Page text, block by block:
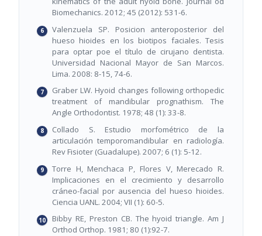
Biomechanics. 2012; 45 (2012): 531-6.
Valenzuela SP. Posicion anteroposterior del
hueso hioides en los biotipos faciales. Tesis
para optar poe el título de cirujano dentista.
Universidad Nacional Mayor de San Marcos.
Lima. 2008: 8-15, 74-6.
Graber LW. Hyoid changes following orthopedic
treatment of mandibular prognathism. The
Angle Orthodontist. 1978; 48 (1): 33-8.
Collado S. Estudio morfométrico de la
articulación temporomandibular en radiología.
Rev Fisioter (Guadalupe). 2007; 6 (1): 5-12.
Torre H, Menchaca P, Flores V, Merecado R.
Implicaciones en el crecimiento y desarrollo
cráneo-facial por ausencia del hueso hioides.
Ciencia UANL. 2004; VII (1): 60-5.
Bibby RE, Preston CB. The hyoid triangle. Am J
Orthod Orthop. 1981; 80 (1):92-7.